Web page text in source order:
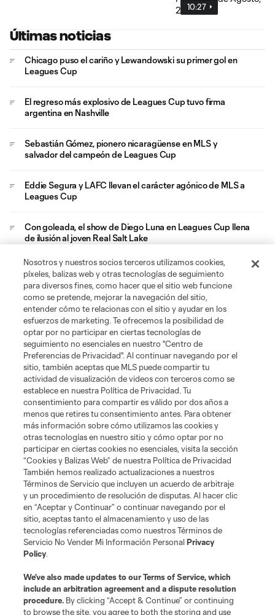
10:27
Últimas noticias
Chicago puso el cariño y Lewandowski su primer gol en
Leagues Cup
El regreso más explosivo de Leagues Cup tuvo firma
argentina en Nashville
Sebastián Gómez, pionero nicaragüense en MLS y
salvador del campeón de Leagues Cup
Eddie Segura y LAFC llevan el carácter agónico de MLS a
Leagues Cup
Con goleada, el show de Diego Luna en Leagues Cup llena
de ilusión al joven Real Salt Lake
El emotivo gesto de Rodri De Paul e Inter Miami para
acompañar a Messi en Leagues Cup
Acerca de MLS
Social
Tienda
Club Sites
Términos de servicio Política de privacidad
No vender mi información
Cookies Settings
©2026 MLS. El nombre y escudo de la Major League Soccer y MLS son
Nosotros y nuestros socios terceros utilizamos cookies,
píxeles, balizas web y otras tecnologías de seguimiento
para diversos fines, como hacer que el sitio web funcione
como se pretende, mejorar la navegación del sitio,
entender cómo te relacionas con el sitio y ayudar en los
esfuerzos de marketing. Te ofrecemos la posibilidad de
optar por no participar en ciertas tecnologías de
seguimiento no esenciales en nuestro "Centro de
Preferencias de Privacidad". Al continuar navegando por el
sitio, también aceptas que MLS puede compartir tu
actividad de visualización de videos con terceros como se
establece en nuestra Política de Privacidad. Tu
consentimiento para compartir es válido por dos años a
menos que retires tu consentimiento antes. Para obtener
más información sobre cómo utilizamos las cookies y
otras tecnologías en nuestro sitio y cómo optar por no
participar en ciertas cookies no esenciales, visita la sección
“Cookies y Balizas Web” de nuestra Política de Privacidad
También hemos realizado actualizaciones a nuestros
Términos de Servicio que incluyen un acuerdo de arbitraje
y un procedimiento de resolución de disputas. Al hacer clic
en “Aceptar y Continuar” o continuar navegando por el
sitio, aceptas tanto el almacenamiento y uso de las
tecnologías referenciadas como nuestros Términos de
Servicio No Vender Mi Información PersonalPrivacy
Policy.
We’ve also made updates to ourTerms of Service, which
include an arbitration agreement and a dispute resolution
procedure. By clicking “Accept & Continue” or continuing
to browse the site, you agree to both the storing and use